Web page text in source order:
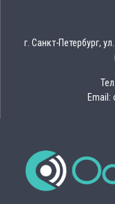
г. Санкт-Петербург,
Email: